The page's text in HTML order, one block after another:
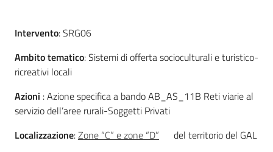
Agricoltura,
caccia e
pesca
Argomenti
Descrizione
Intervento: SRG06
Ambito tematico: Sistemi di offerta socioculturali e turistico-
ricreativi locali
Azioni : Azione specifica a bando AB_AS_11B Reti viarie al
servizio dell’aree rurali-Soggetti Privati
Localizzazione:Zone “C” e zone “D”
del territorio del GAL